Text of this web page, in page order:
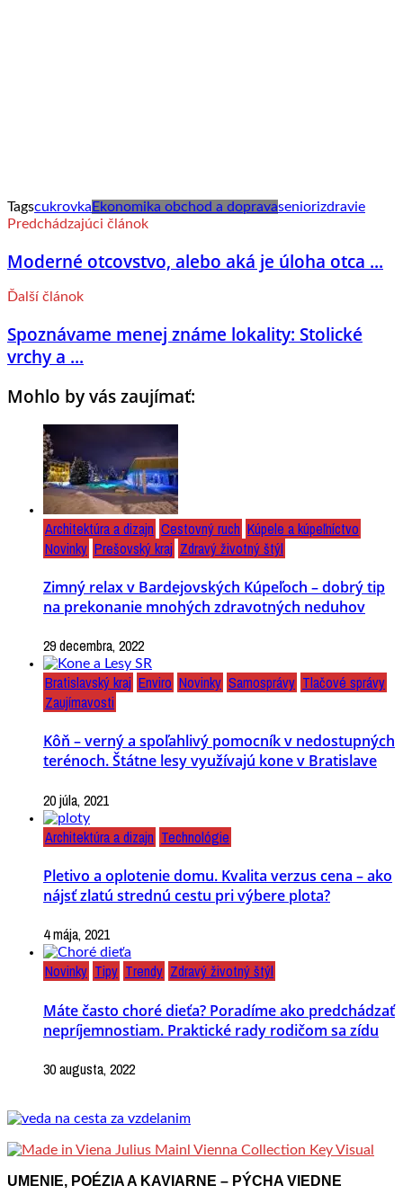
Tagscukrovka Ekonomika obchod a dopravaseniorizdravie
Predchádzajúci článok
Moderné otcovstvo, alebo aká je úloha otca ...
Ďalší článok
Spoznávame menej známe lokality: Stolické
vrchy a ...
Mohlo by vás zaujímať:
Architektúra a dizajn Cestovný ruch Kúpele a kúpeľníctvo
Novinky Prešovský kraj Zdravý životný štýl
Zimný relax v Bardejovských Kúpeľoch – dobrý tip
na prekonanie mnohých zdravotných neduhov
29 decembra, 2022
Bratislavský kraj Enviro Novinky Samosprávy Tlačové správy
Zaujímavosti
Kôň – verný a spoľahlivý pomocník v nedostupných
terénoch. Štátne lesy využívajú kone v Bratislave
20 júla, 2021
Architektúra a dizajn Technológie
Pletivo a oplotenie domu. Kvalita verzus cena – ako
nájsť zlatú strednú cestu pri výbere plota?
4 mája, 2021
Novinky Tipy Trendy Zdravý životný štýl
Máte často choré dieťa? Poradíme ako predchádzať
nepríjemnostiam. Praktické rady rodičom sa zídu
30 augusta, 2022
UMENIE, POÉZIA A KAVIARNE – PÝCHA VIEDNE